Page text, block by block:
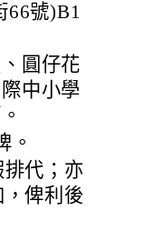
66號)B1
圓仔花
中小學
。
代；亦
俾利後